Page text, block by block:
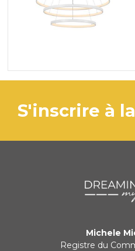
s'inscrire à
Michele
Registre du